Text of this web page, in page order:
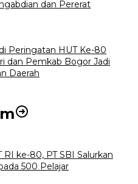
dan Pererat
Peringatan HUT Ke-80
dan Pemkab Bogor Jadi
Daerah
ke-80, PT SBI Salurkan
500 Pelajar